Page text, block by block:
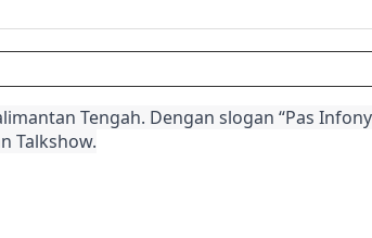
Tengah. Dengan slogan “Pas
Talkshow.